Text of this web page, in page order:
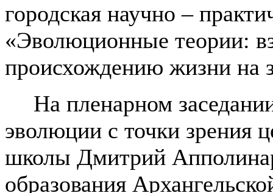
городская научно –
«Эволюционные теории:
происхождению жизни на
На пленарном
эволюции с точки зрения
школы Дмитрий
образования